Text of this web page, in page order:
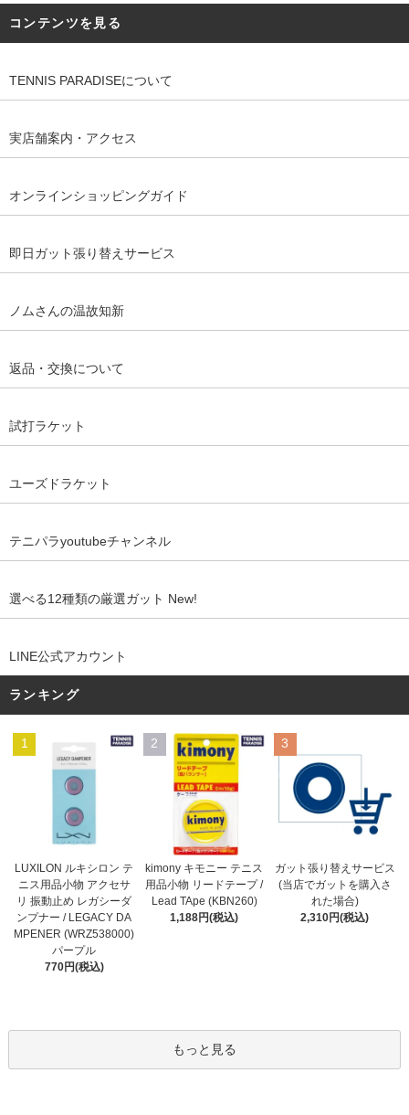
コンテンツを見る
TENNIS PARADISEについて
実店舗案内・アクセス
オンラインショッピングガイド
即日ガット張り替えサービス
ノムさんの温故知新
返品・交換について
試打ラケット
ユーズドラケット
テニパラyoutubeチャンネル
選べる12種類の厳選ガット New!
LINE公式アカウント
ランキング
1
LUXILON ルキシロン テ
ニス用品小物 アクセサ
リ 振動止め レガシーダ
ンプナー / LEGACY DA
MPENER (WRZ538000)
パープル
770円(税込)
2
kimony キモニー テニス
用品小物 リードテープ /
Lead TApe (KBN260)
1,188円(税込)
3
ガット張り替えサービス
(当店でガットを購入さ
れた場合)
2,310円(税込)
もっと見る